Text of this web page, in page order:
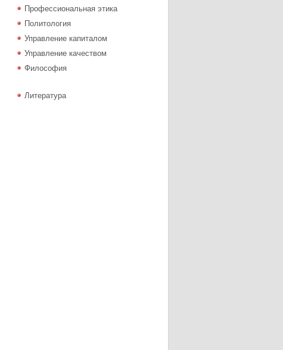
Профессиональная этика
Политология
Управление капиталом
Управление качеством
Философия
Литература